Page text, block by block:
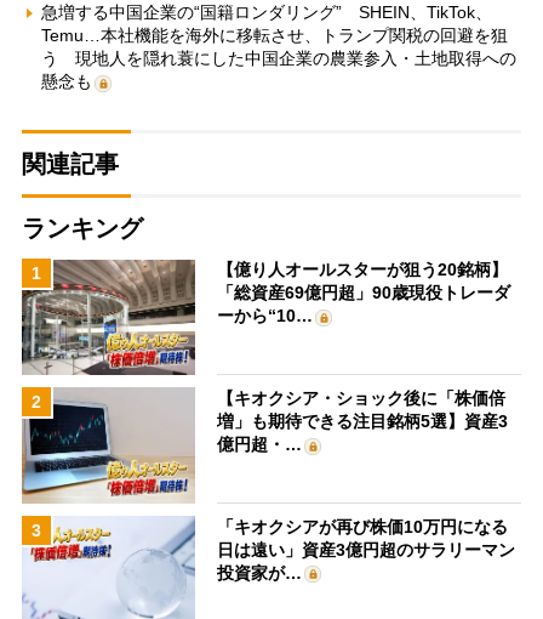
急増する中国企業の“国籍ロンダリング” SHEIN、TikTok、
Temu…本社機能を海外に移転させ、トランプ関税の回避を狙
う 現地人を隠れ蓑にした中国企業の農業参入・土地取得への
懸念も
関連記事
ランキング
1
【億り人オールスターが狙う20銘柄】
「総資産69億円超」90歳現役トレーダ
ーから“10…
2
【キオクシア・ショック後に「株価倍
増」も期待できる注目銘柄5選】資産3
億円超・…
3
「キオクシアが再び株価10万円になる
日は遠い」資産3億円超のサラリーマン
投資家が…